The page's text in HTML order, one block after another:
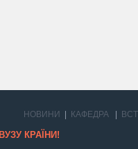
НОВИНИ КАФЕДРА
КРАЇНИ!